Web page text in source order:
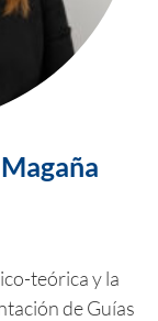
teórica y la
de Guías